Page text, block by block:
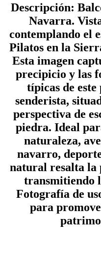
Descripción:
Navarra.
contemplando el
Pilatos en la
Esta imagen
precipicio y las
típicas de
senderista,
perspectiva de
piedra. Ideal
naturaleza,
navarro,
natural resalta la
transmitiendo
Fotografía de
para